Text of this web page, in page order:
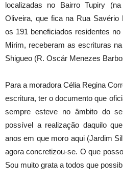
localizadas no Bairro Tupiry
Oliveira, que fica na Rua Savério
os 191 beneficiados residentes
Mirim, receberam as escrituras
Shigueo (R. Oscár Menezes
Para a moradora Célia Regina
escritura, ter o documento que
sempre esteve no âmbito do
possível a realização daquilo
anos em que moro aqui (Jardim
agora concretizou-se. O que
Sou muito grata a todos que